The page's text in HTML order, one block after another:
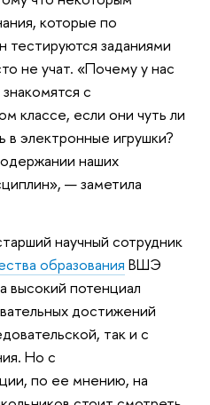
которые по
тестируются заданиями
не учат. «Почему у нас
с
классе, если они чуть ли
в электронные игрушки?
наших
— заметила
научный сотрудник
образования ВШЭ
высокий потенциал
достижений
так и с
Но с
по ее мнению, на